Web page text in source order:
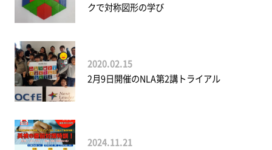
クで対称図形の学び
2020.02.15
2月9日開催のNLA第2講トライアル
2024.11.21